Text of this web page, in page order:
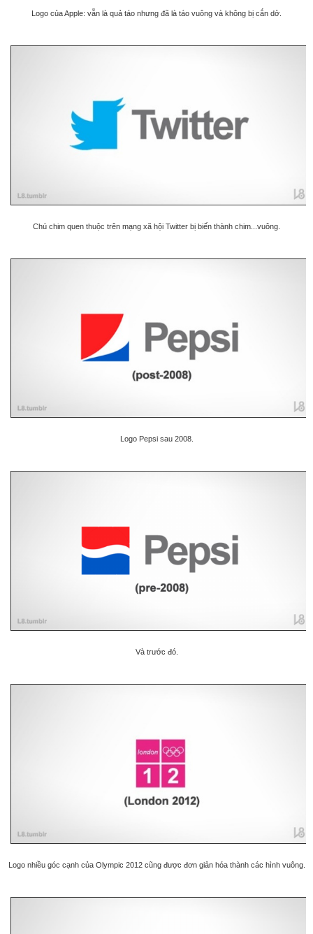
Logo của Apple: vẫn là quả táo nhưng đã là táo vuông và không bị cắn dở.
Chú chim quen thuộc trên mạng xã hội Twitter bị biến thành chim...vuông.
Logo Pepsi sau 2008.
Và trước đó.
Logo nhiều góc cạnh của Olympic 2012 cũng được đơn giản hóa thành các hình vuông.